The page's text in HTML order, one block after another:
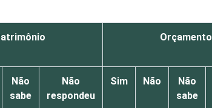
Orçamento
Não
sabe
Não
respondeu
Sim Não
Não
sabe